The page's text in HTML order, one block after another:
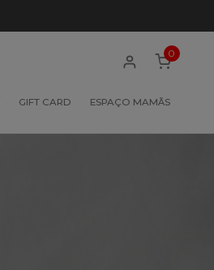
GIFT CARD ESPAÇO MAMÃS
0